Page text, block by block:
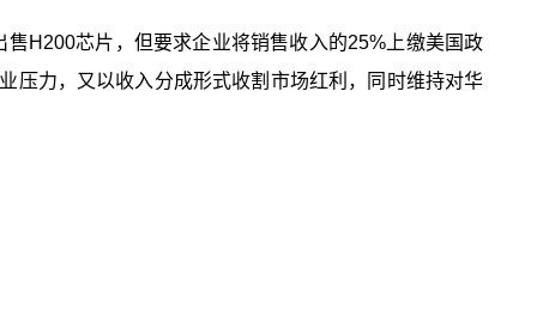
H200芯片，但要求企业将销售收入的25%上缴美国政
压力，又以收入分成形式收割市场红利，同时维持对华